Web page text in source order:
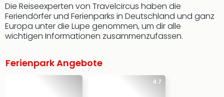
Die Reiseexperten von Travelcircus haben die
Feriendörfer und Ferienparks in Deutschland und ganz
Europa unter die Lupe genommen, um dir alle
wichtigen Informationen zusammenzufassen.
Ferienpark Angebote
4.7